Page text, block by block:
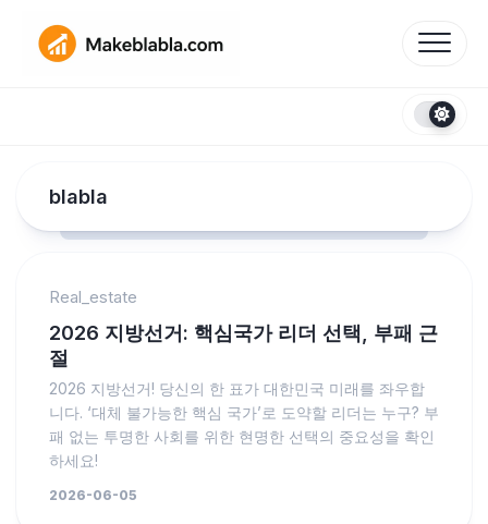
content
blabla
Real_estate
2026 지방선거: 핵심국가 리더 선택, 부패 근
절
2026 지방선거! 당신의 한 표가 대한민국 미래를 좌우합
니다. ‘대체 불가능한 핵심 국가’로 도약할 리더는 누구? 부
패 없는 투명한 사회를 위한 현명한 선택의 중요성을 확인
하세요!
2026-06-05